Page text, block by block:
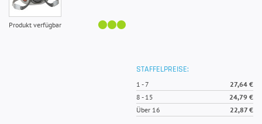
Produkt verfügbar
STAFFELPREISE:
1 -7
27,64 €
8 - 15
24,79 €
Über 16
22,87 €